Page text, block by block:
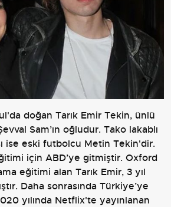
doğan Tarık Emir Tekin, ünlü
Sam’ın oğludur. Tako lakablı
ise eski futbolcu Metin Tekin'dir.
için ABD’ye gitmiştir. Oxford
eğitimi alan Tarık Emir, 3 yıl
Daha sonrasında Türkiye’ye
yılında Netflix'te yayınlanan